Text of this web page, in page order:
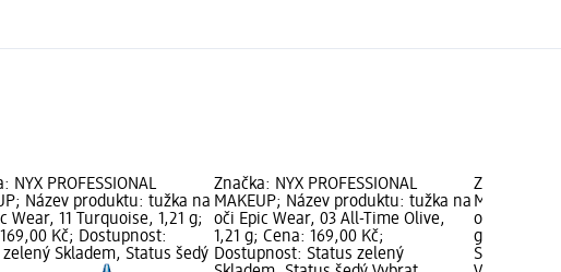
NYX PROFESSIONAL
Název produktu: tužka na
Wear, 11 Turquoise, 1,21 g;
Kč; Dostupnost:
zelený Skladem, Status šedý
Značka: NYX PROFESSIONAL
MAKEUP; Název produktu: tužka na
oči Epic Wear, 03 All-Time Olive,
1,21 g; Cena: 169,00 Kč;
Dostupnost: Status zelený
Značka:
MAKEUP;
oči Epic
g; Cena:
Status